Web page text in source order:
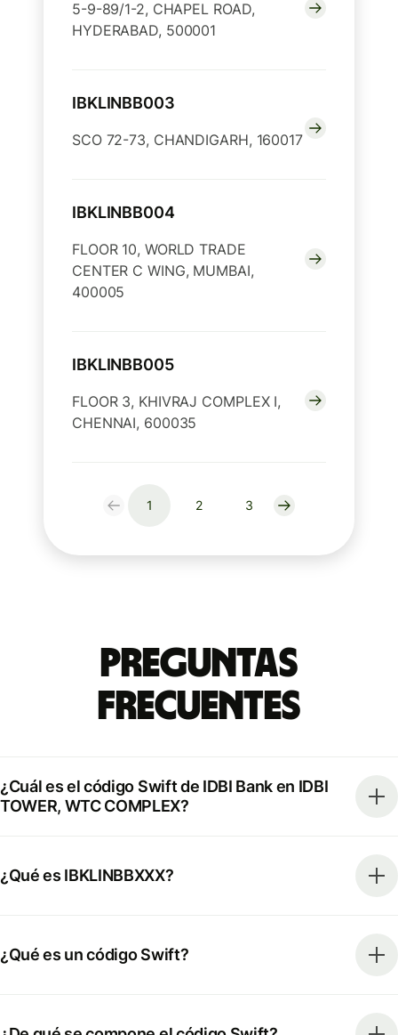
5-9-89/1-2, CHAPEL ROAD,
HYDERABAD, 500001
IBKLINBB003
SCO 72-73, CHANDIGARH, 160017
IBKLINBB004
FLOOR 10, WORLD TRADE
CENTER C WING, MUMBAI,
400005
IBKLINBB005
FLOOR 3, KHIVRAJ COMPLEX I,
CHENNAI, 600035
1 2 3
Preguntas
Frecuentes
¿Cuál es el código Swift de IDBI Bank en IDBI
TOWER, WTC COMPLEX?
¿Qué es IBKLINBBXXX?
¿Qué es un código Swift?